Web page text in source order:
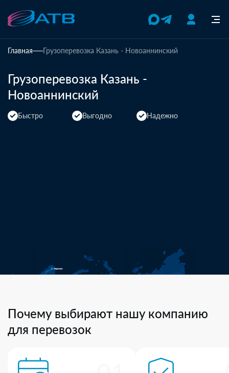
Главная Грузоперевозка Казань - Новоаннинский
Грузоперевозка Казань -
Новоаннинский
Быстро Выгодно Надежно
Почему выбирают нашу компанию
для перевозок